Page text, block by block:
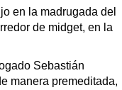
en la madrugada del
de midget, en la
Sebastián
manera premeditada,